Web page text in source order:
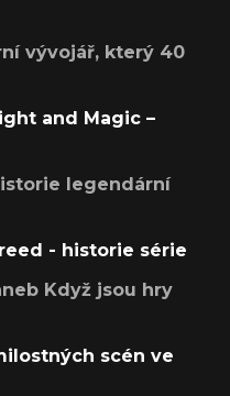
vývojář, který 40
and Magic –
legendární
- historie série
Když jsou hry
scén ve